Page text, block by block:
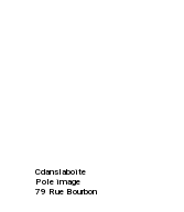
Cdanslaboite
Pole image
79 Rue Bourbon